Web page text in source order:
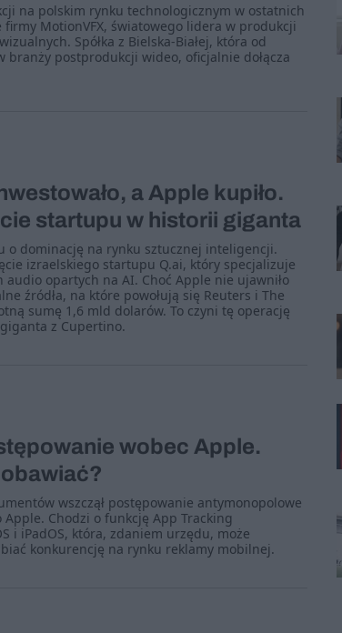
na polskim rynku technologicznym w ostatnich
MotionVFX, światowego lidera w produkcji
Spółka z Bielska-Białej, która od
branży postprodukcji wideo, oficjalnie dołącza
a Apple kupiło.
startupu w historii giganta
o dominację na rynku sztucznej inteligencji.
izraelskiego startupu Q.ai, który specjalizuje
opartych na AI. Choć Apple nie ujawniło
źródła, na które powołują się Reuters i The
sumę 1,6 mld dolarów. To czyni tę operację
z Cupertino.
wobec Apple.
wszczął postępowanie antymonopolowe
Chodzi o funkcję App Tracking
i iPadOS, która, zdaniem urzędu, może
konkurencję na rynku reklamy mobilnej.